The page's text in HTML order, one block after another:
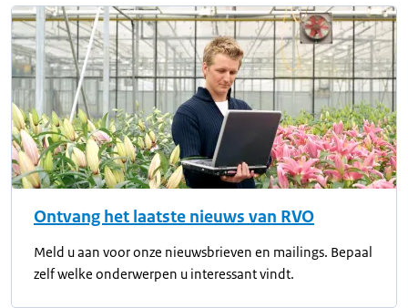
Ontvang het laatste nieuws van RVO
Meld u aan voor onze nieuwsbrieven en mailings. Bepaal
zelf welke onderwerpen u interessant vindt.